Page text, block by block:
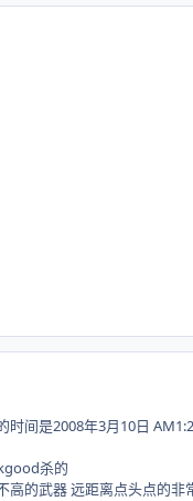
时间是2008年3月10日
杀的
高的武器 远距离点头点的非